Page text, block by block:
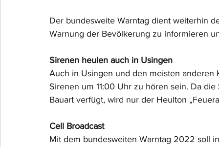
Der bundesweite Warntag dient weiterhin
Warnung der Bevölkerung zu informieren
Sirenen heulen auch in Usingen
Auch in Usingen und den meisten
Sirenen um 11:00 Uhr zu hören sein. Da
Bauart verfügt, wird nur der Heulton
Cell Broadcast
Mit dem bundesweiten Warntag 2022 soll